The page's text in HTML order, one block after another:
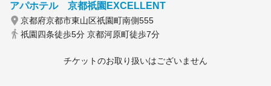
アパホテル 京都祇園EXCELLENT
京都府京都市東山区祇園町南側555
祇園四条徒歩5分 京都河原町徒歩7分
チケットのお取り扱いはございません